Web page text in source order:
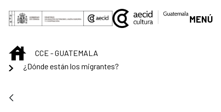
Saltar al contenido principal
MENÚ
INICIOCCE - GUATEMALA
¿Dónde están los migrantes?